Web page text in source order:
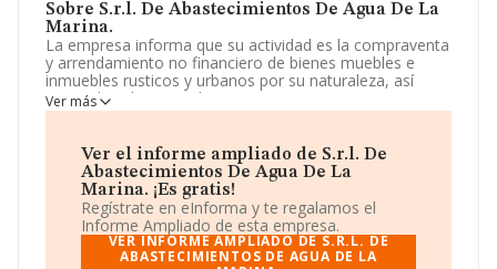
Sobre S.r.l. De Abastecimientos De Agua De La
Marina.
La empresa informa que su actividad es la compraventa
y arrendamiento no financiero de bienes muebles e
inmuebles rusticos y urbanos por su naturaleza, así
como de valores, titulos, acciones y participaciones
sociales, cualesquiera que sea su clase y naturale. La
actividad CNAE es 'Captación, depuración y distribución
de agua' con código 3600. La empresa no tiene
actividad en mercados exteriores.
Para comunicarse con sus oficinas, el número de
teléfono es 963913292 y el correo electrónico es
daeuro@daeuro.com.
Ver más
Ver el informe ampliado de S.r.l. De
Abastecimientos De Agua De La
Marina. ¡Es gratis!
Regístrate en eInforma y te regalamos el
Informe Ampliado de esta empresa.
VER INFORME AMPLIADO DE S.R.L. DE
ABASTECIMIENTOS DE AGUA DE LA